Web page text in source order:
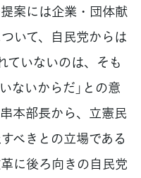
案には企業・団体献
いて、自民党からは
ていないのは、そも
ないからだ」との意
本部長から、立憲民
べきとの立場である
に後ろ向きの自民党